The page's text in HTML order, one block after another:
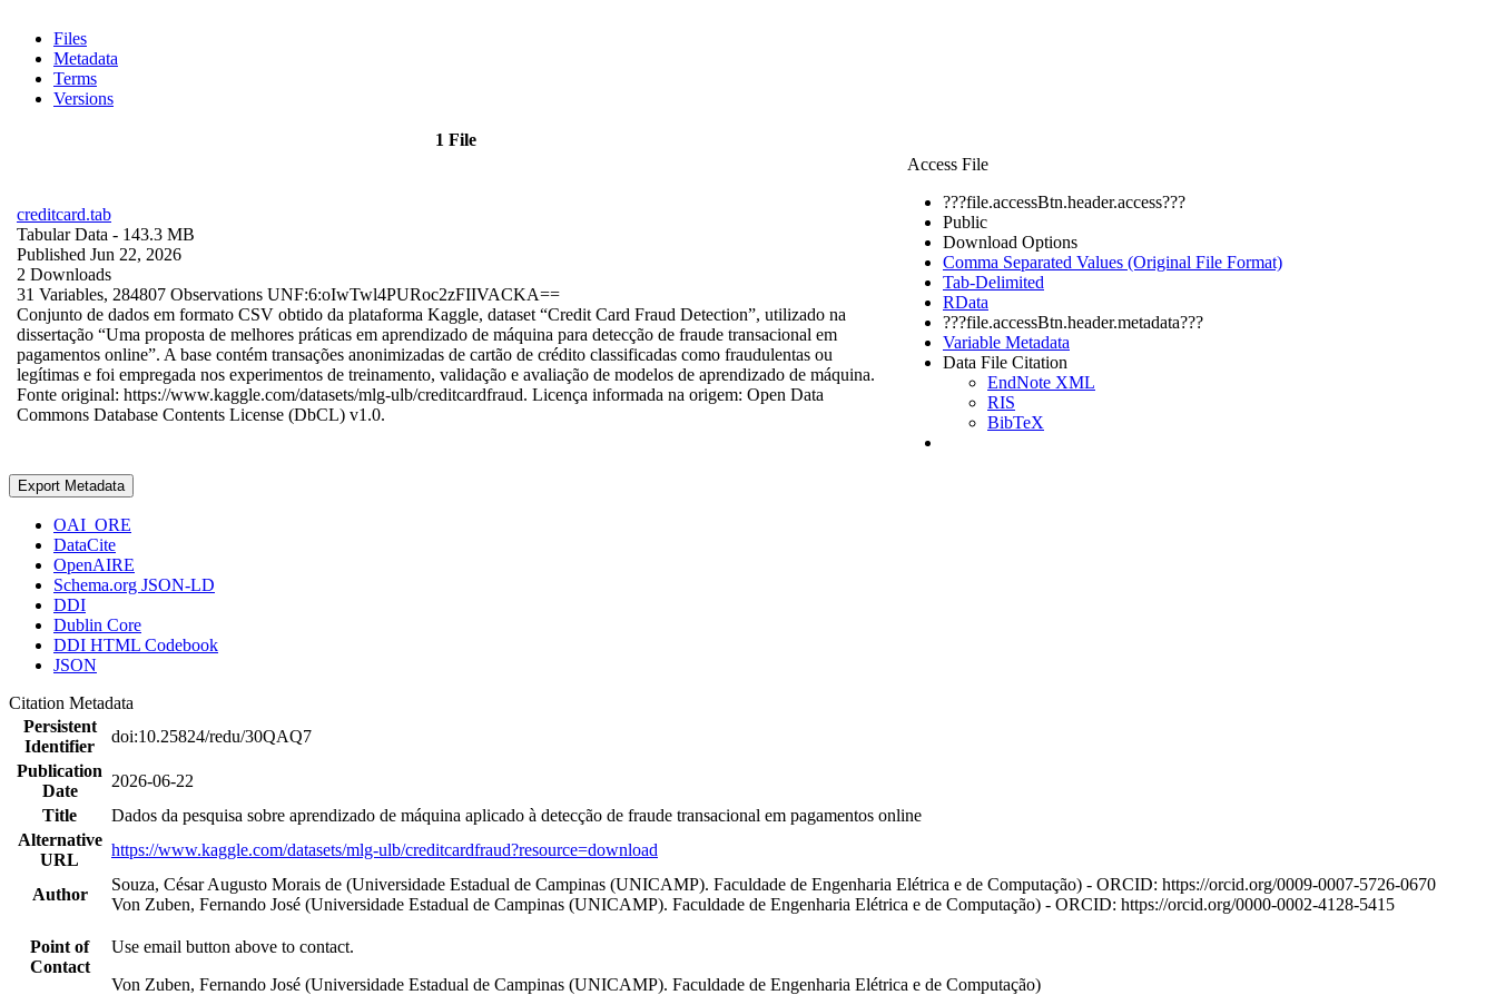
Files
Metadata
Terms
Versions
1 File
creditcard.tab
Tabular Data - 143.3 MB
Published Jun 22, 2026
2 Downloads
31 Variables, 284807 Observations UNF:6:oIwTwl4PURoc2zFIIVACKA==
Conjunto de dados em formato CSV obtido da plataforma Kaggle, dataset “Credit Card Fraud Detection”, utilizado na
dissertação “Uma proposta de melhores práticas em aprendizado de máquina para detecção de fraude transacional em
pagamentos online”. A base contém transações anonimizadas de cartão de crédito classificadas como fraudulentas ou
legítimas e foi empregada nos experimentos de treinamento, validação e avaliação de modelos de aprendizado de máquina.
Fonte original: https://www.kaggle.com/datasets/mlg-ulb/creditcardfraud. Licença informada na origem: Open Data
Commons Database Contents License (DbCL) v1.0.
Access File
???file.accessBtn.header.access???
Public
Download Options
Comma Separated Values (Original File Format)
Tab-Delimited
RData
???file.accessBtn.header.metadata???
Variable Metadata
Data File Citation
EndNote XML
RIS
BibTeX
Export Metadata
OAI_ORE
DataCite
OpenAIRE
Schema.org JSON-LD
DDI
Dublin Core
DDI HTML Codebook
JSON
Citation Metadata
Persistent
Identifier
doi:10.25824/redu/30QAQ7
Publication
Date
2026-06-22
Title
Dados da pesquisa sobre aprendizado de máquina aplicado à detecção de fraude transacional em pagamentos online
Alternative
URL
https://www.kaggle.com/datasets/mlg-ulb/creditcardfraud?resource=download
Author
Souza, César Augusto Morais de (Universidade Estadual de Campinas (UNICAMP). Faculdade de Engenharia Elétrica e de Computação) - ORCID: https://orcid.org/0009-0007-5726-0670
Von Zuben, Fernando José (Universidade Estadual de Campinas (UNICAMP). Faculdade de Engenharia Elétrica e de Computação) - ORCID: https://orcid.org/0000-0002-4128-5415
Point of
Contact
Use email button above to contact.
Von Zuben, Fernando José (Universidade Estadual de Campinas (UNICAMP). Faculdade de Engenharia Elétrica e de Computação)